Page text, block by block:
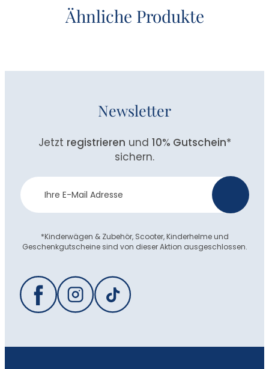
Ähnliche Produkte
Newsletter
Jetzt registrieren und 10% Gutschein*
sichern.
Newsletter
Anmeldung
*Kinderwägen & Zubehör, Scooter, Kinderhelme und
Geschenkgutscheine sind von dieser Aktion ausgeschlossen.